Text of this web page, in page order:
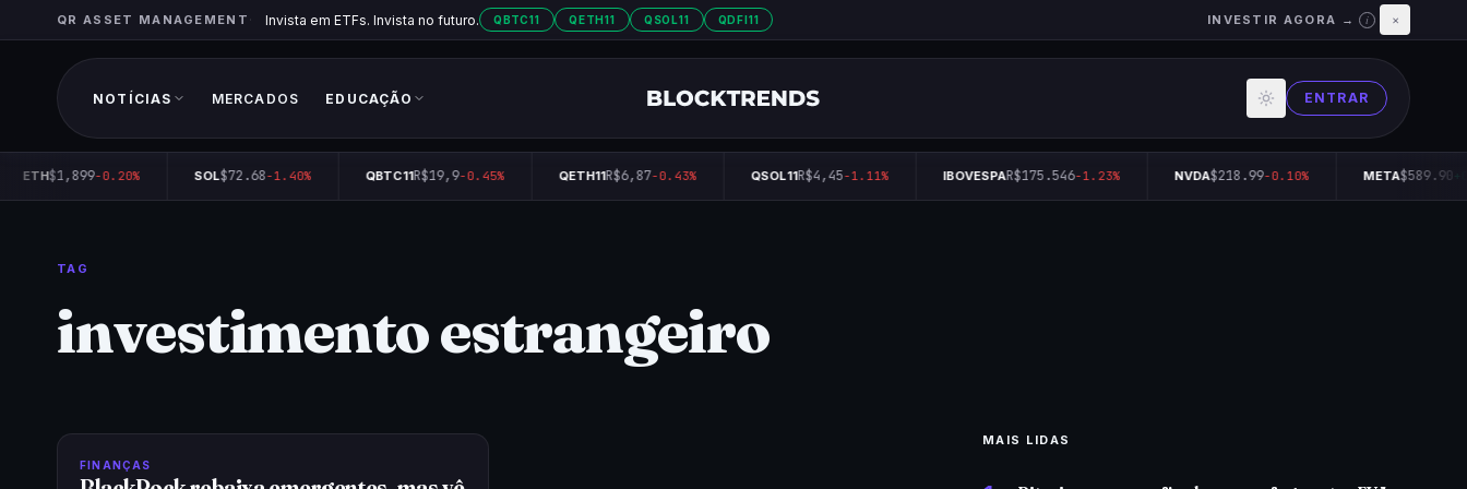
QR ASSET MANAGEMENT Invista em ETFs. Invista no futuro. QBTC11 QETH11 QSOL11 QDFI11 INVESTIR AGORA → i ×
NOTÍCIAS MERCADOS EDUCAÇÃO ENTRAR
ETH$1,899-0.20% SOL$72.68-1.40% QBTC11R$19,9-0.45% QETH11R$6,87-0.43% QSOL11R$4,45-1.11% IBOVESPAR$175.546-1.23% NVDA$218.99-0.10% META$589.90
TAG
investimento estrangeiro
FINANÇAS
MAIS LIDAS